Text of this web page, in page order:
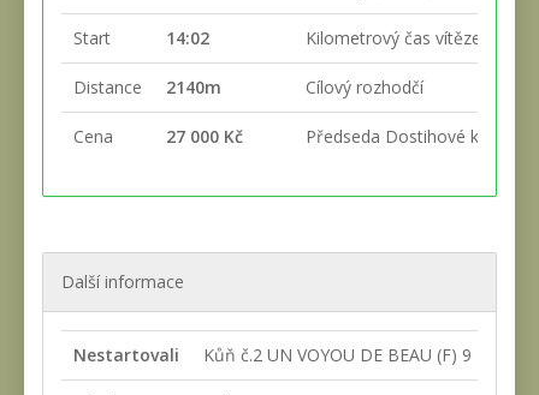
Start 14:02 Kilometrový čas vítěze
Distance 2140m Cílový rozhodčí
Cena 27 000 Kč Předseda Dostihové komise
Další informace
Nestartovali Kůň č.2 UN VOYOU DE BEAU (F) 9